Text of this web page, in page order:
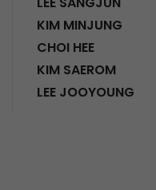
KIM MINJUNG
CHOI HEE
KIM SAEROM
LEE JOOYOUNG